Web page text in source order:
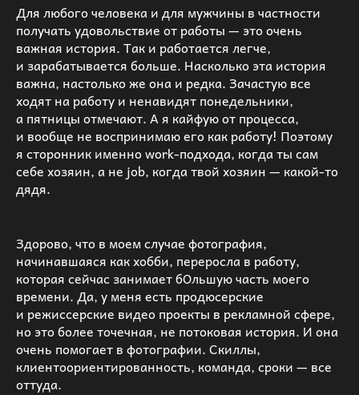
Для любого человека и для мужчины в частности
получать удовольствие от работы — это очень
важная история. Так и работается легче,
и зарабатывается больше. Насколько эта история
важна, настолько же она и редка. Зачастую все
ходят на работу и ненавидят понедельники,
а пятницы отмечают. А я кайфую от процесса,
и вообще не воспринимаю его как работу! Поэтому
я сторонник именно work-подхода, когда ты сам
себе хозяин, а не job, когда твой хозяин — какой-то
дядя.
Здорово, что в моем случае фотография,
начинавшаяся как хобби, переросла в работу,
которая сейчас занимает бОльшую часть моего
времени. Да, у меня есть продюсерские
и режиссерские видео проекты в рекламной сфере,
но это более точечная, не потоковая история. И она
очень помогает в фотографии. Скиллы,
клиентоориентированность, команда, сроки — все
оттуда.